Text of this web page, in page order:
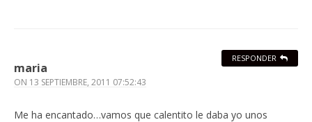
maria
ON 13 SEPTIEMBRE, 2011 07:52:43
Me ha encantado…vamos que calentito le daba yo unos
RESPONDER